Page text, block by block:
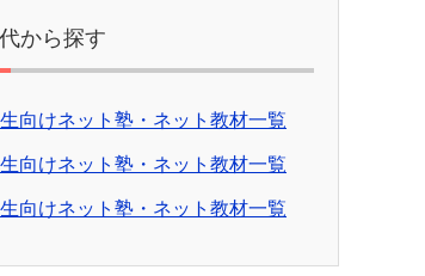
から探す
向けネット塾・ネット教材一覧
向けネット塾・ネット教材一覧
向けネット塾・ネット教材一覧